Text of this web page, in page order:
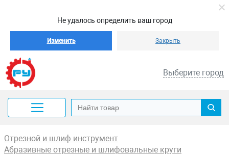
Не удалось определить ваш город
Изменить Закрыть
Выберите город
Отрезной и шлиф инструмент
Абразивные отрезные и шлифовальные круги